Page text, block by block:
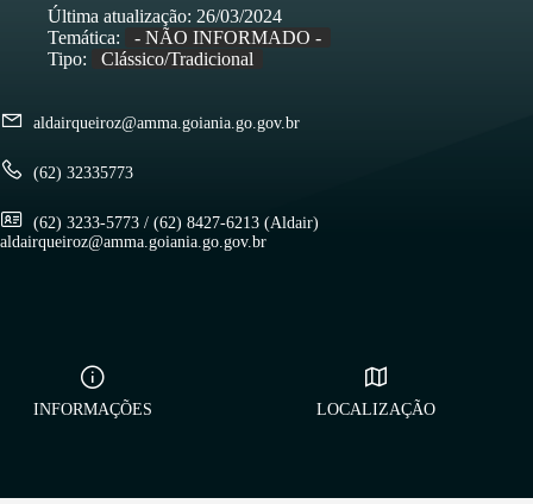
aldairqueiroz@amma.goiania.go.gov.br
(62) 32335773
(62) 3233-5773 / (62) 8427-6213 (Aldair)
aldairqueiroz@amma.goiania.go.gov.br
Última atualização: 26/03/2024
Temática:
- NÃO INFORMADO -
Tipo:
Clássico/Tradicional
INFORMAÇÕES LOCALIZAÇÃO